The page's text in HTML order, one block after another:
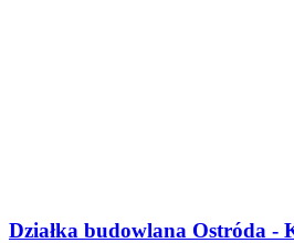
Działka budowlana Ostróda -